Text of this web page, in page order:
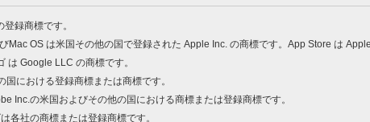
録商標です。
OS は米国その他の国で登録された Apple Inc. の商標です。App Store は
Google LLC の商標です。
における登録商標または商標です。
Inc.の米国およびその他の国における商標または登録商標です。
各社の商標または登録商標です。